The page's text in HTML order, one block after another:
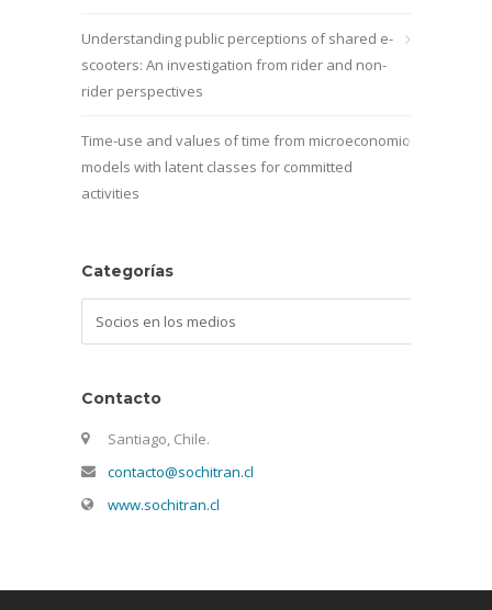
Understanding public perceptions of shared e-
scooters: An investigation from rider and non-
rider perspectives
Time-use and values of time from microeconomic
models with latent classes for committed
activities
Categorías
Contacto
Santiago, Chile.
contacto@sochitran.cl
www.sochitran.cl